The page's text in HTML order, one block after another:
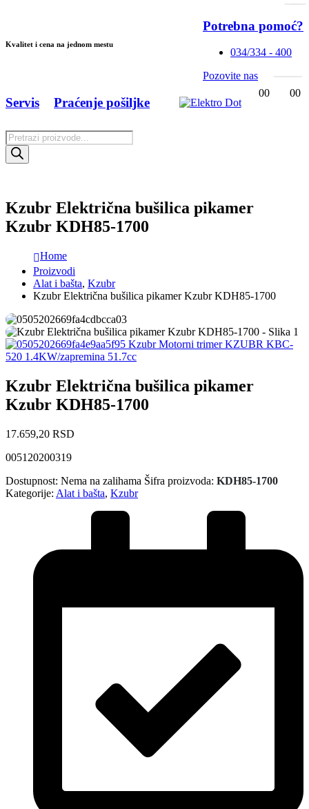
Kvalitet i cena na jednom mestu
Potrebna pomoć?
034/334 - 400
Pozovite nas
Products
search
Servis Praćenje pošiljke
00 00
Kzubr Električna bušilica pikamer
Kzubr KDH85-1700
Home
Proizvodi
Alat i bašta, Kzubr
Kzubr Električna bušilica pikamer Kzubr KDH85-1700
Kzubr Motorni trimer KZUBR KBC-
520 1.4KW/zapremina 51.7cc
Kzubr Električna bušilica pikamer
Kzubr KDH85-1700
17.659,20 RSD
005120200319
Dostupnost: Nema na zalihama Šifra proizvoda: KDH85-1700
Kategorije: Alat i bašta, Kzubr